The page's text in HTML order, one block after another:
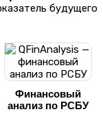
будущего
Финансовый
анализ по РСБУ